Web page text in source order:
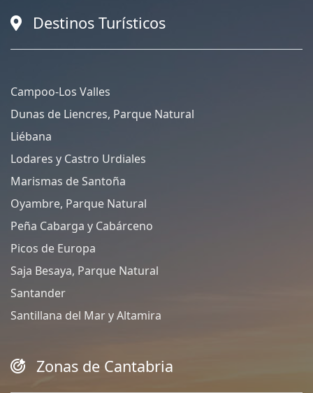
Destinos Turísticos
Campoo-Los Valles
Dunas de Liencres, Parque Natural
Liébana
Lodares y Castro Urdiales
Marismas de Santoña
Oyambre, Parque Natural
Peña Cabarga y Cabárceno
Picos de Europa
Saja Besaya, Parque Natural
Santander
Santillana del Mar y Altamira
Zonas de Cantabria